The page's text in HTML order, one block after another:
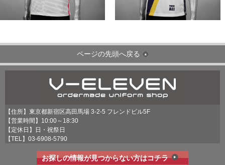
ページの先頭へ戻る
【住所】東京都新宿区高田馬場 3-2-5 フレンドビル5F
【営業時間】10:00～18:30
【定休日】日・祝祭日
【TEL】 03-6908-5790
お探しの情報が見つからない方はコチラ